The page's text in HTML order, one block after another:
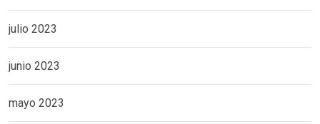
julio 2023
junio 2023
mayo 2023